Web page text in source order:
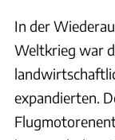
In der
Weltkrieg war
expandierten.